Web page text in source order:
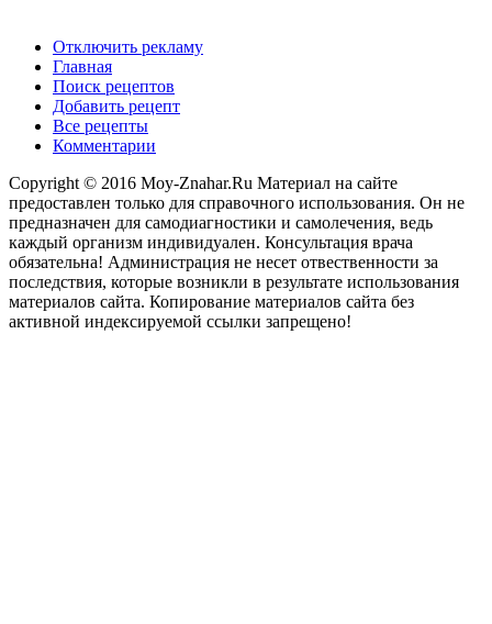
Отключить рекламу
Главная
Поиск рецептов
Добавить рецепт
Все рецепты
Комментарии
Copyright © 2016 Moy-Znahar.Ru Материал на сайте
предоставлен только для справочного использования. Он не
предназначен для самодиагностики и самолечения, ведь
каждый организм индивидуален. Консультация врача
обязательна! Администрация не несет отвественности за
последствия, которые возникли в результате использования
материалов сайта. Копирование материалов сайта без
активной индексируемой ссылки запрещено!